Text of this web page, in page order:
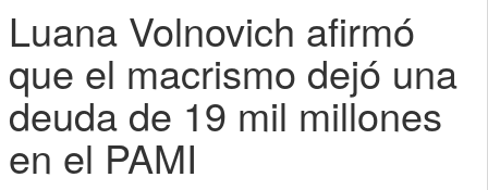
Luana Volnovich afirmó
que el macrismo dejó una
deuda de 19 mil millones
en el PAMI